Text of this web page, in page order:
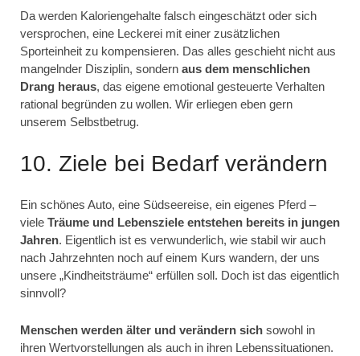
Da werden Kaloriengehalte falsch eingeschätzt oder sich
versprochen, eine Leckerei mit einer zusätzlichen
Sporteinheit zu kompensieren. Das alles geschieht nicht aus
mangelnder Disziplin, sondern aus dem menschlichen
Drang heraus, das eigene emotional gesteuerte Verhalten
rational begründen zu wollen. Wir erliegen eben gern
unserem Selbstbetrug.
10. Ziele bei Bedarf verändern
Ein schönes Auto, eine Südseereise, ein eigenes Pferd –
viele Träume und Lebensziele entstehen bereits in jungen
Jahren. Eigentlich ist es verwunderlich, wie stabil wir auch
nach Jahrzehnten noch auf einem Kurs wandern, der uns
unsere „Kindheitsträume“ erfüllen soll. Doch ist das eigentlich
sinnvoll?
Menschen werden älter und verändern sich sowohl in
ihren Wertvorstellungen als auch in ihren Lebenssituationen.